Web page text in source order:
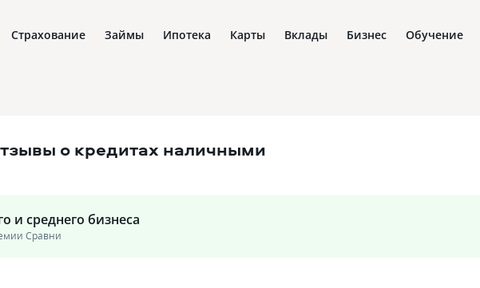
Страхование Займы Ипотека Карты Вклады Бизнес Обучение
о кредитах наличными
и среднего бизнеса
Сравни